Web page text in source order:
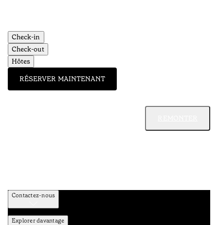
Check-in
Check-out
Hôtes
RÉSERVER MAINTENANT
Contactez-nous
Explorer davantage